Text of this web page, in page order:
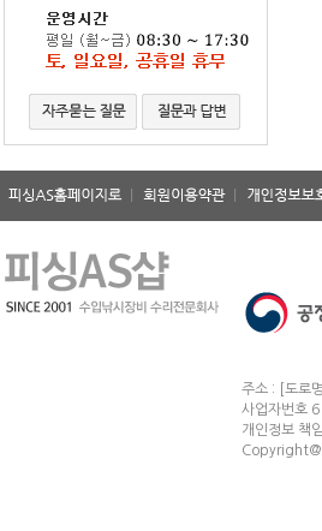
주소 : [도로
사업자번호
개인정보 책
Copyright@